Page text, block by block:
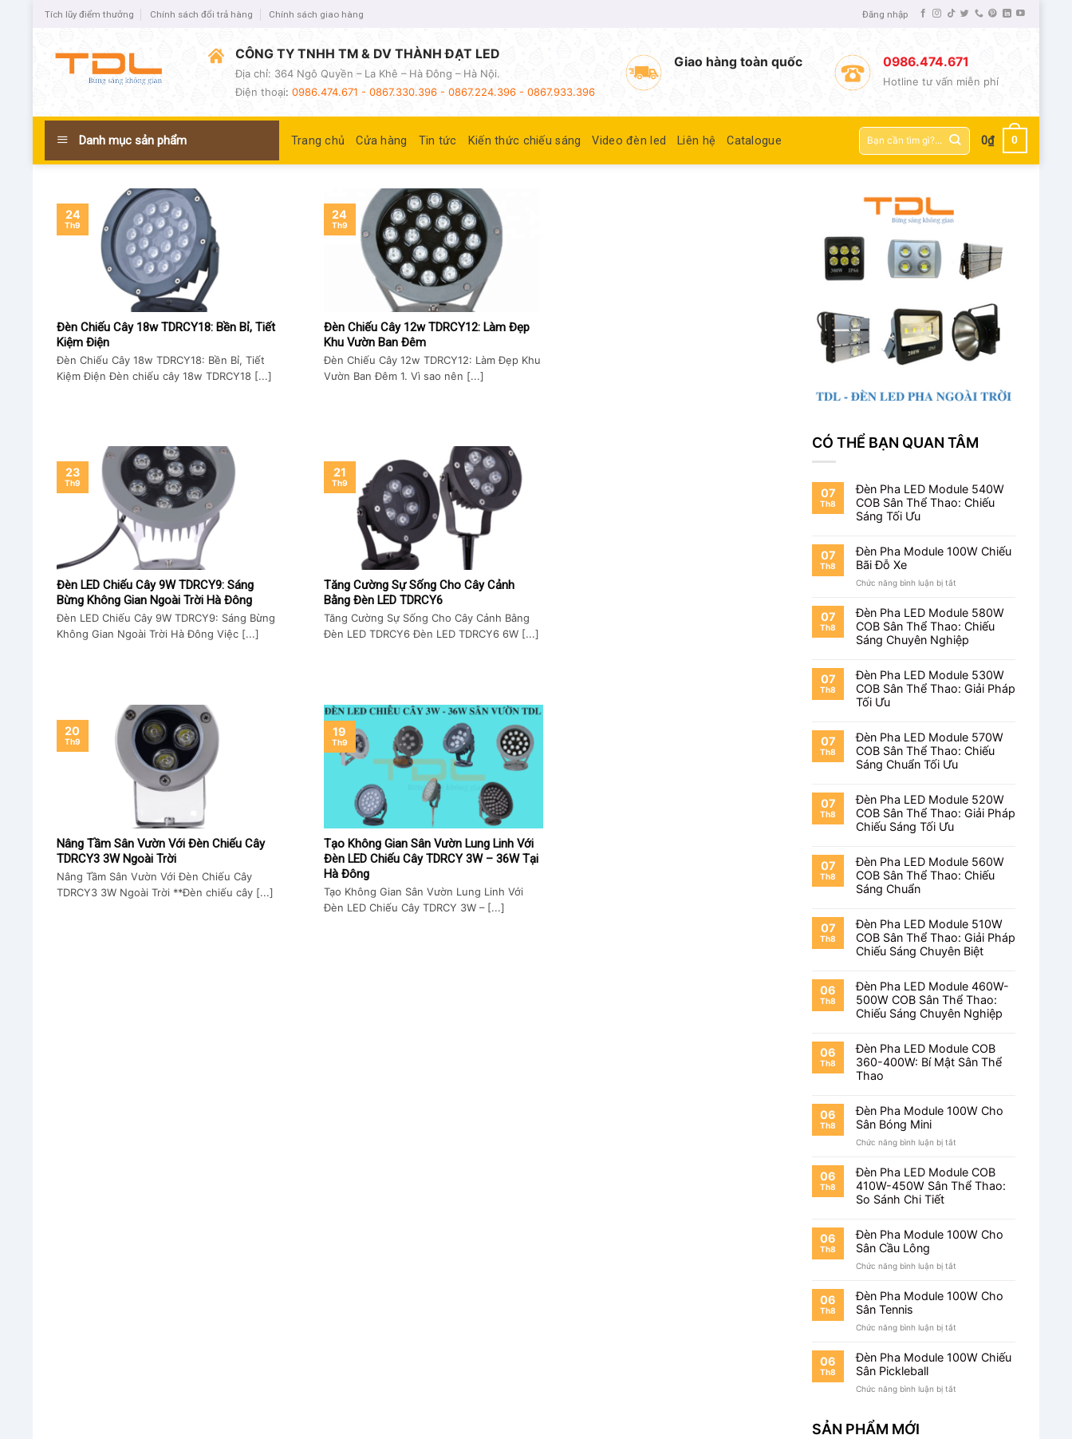
Tích lũy điểm thưởng Chính sách đổi trả hàng Chính sách giao hàng Đăng nhập
CÔNG TY TNHH TM & DV THÀNH ĐẠT LED
Địa chỉ: 364 Ngô Quyền – La Khê – Hà Đông – Hà Nội.
Điện thoại: 0986.474.671 - 0867.330.396 - 0867.224.396 - 0867.933.396
Giao hàng toàn quốc 0986.474.671
Hotline tư vấn miễn phí
Danh mục sản phẩm Trang chủ Cửa hàng Tin tức Kiến thức chiếu sáng Video đèn led Liên hệ Catalogue
Tìm
kiếm:
0₫ 0
Đèn Chiếu Cây 18w TDRCY18: Bền Bỉ, Tiết
Kiệm Điện
Đèn Chiếu Cây 18w TDRCY18: Bền Bỉ, Tiết
Kiệm Điện Đèn chiếu cây 18w TDRCY18 [...]
24
Th9
Đèn Chiếu Cây 12w TDRCY12: Làm Đẹp
Khu Vườn Ban Đêm
Đèn Chiếu Cây 12w TDRCY12: Làm Đẹp Khu
Vườn Ban Đêm 1. Vì sao nên [...]
24
Th9
Đèn LED Chiếu Cây 9W TDRCY9: Sáng
Bừng Không Gian Ngoài Trời Hà Đông
Đèn LED Chiếu Cây 9W TDRCY9: Sáng Bừng
Không Gian Ngoài Trời Hà Đông Việc [...]
23
Th9
Tăng Cường Sự Sống Cho Cây Cảnh
Bằng Đèn LED TDRCY6
Tăng Cường Sự Sống Cho Cây Cảnh Bằng
Đèn LED TDRCY6 Đèn LED TDRCY6 6W [...]
21
Th9
Nâng Tầm Sân Vườn Với Đèn Chiếu Cây
TDRCY3 3W Ngoài Trời
Nâng Tầm Sân Vườn Với Đèn Chiếu Cây
TDRCY3 3W Ngoài Trời **Đèn chiếu cây [...]
20
Th9
Tạo Không Gian Sân Vườn Lung Linh Với
Đèn LED Chiếu Cây TDRCY 3W – 36W Tại
Hà Đông
Tạo Không Gian Sân Vườn Lung Linh Với
Đèn LED Chiếu Cây TDRCY 3W – [...]
19
Th9
CÓ THỂ BẠN QUAN TÂM
07
Th8
Đèn Pha LED Module 540W
COB Sân Thể Thao: Chiếu
Sáng Tối Ưu
07
Th8
Đèn Pha Module 100W Chiếu
Bãi Đỗ Xe
Chức năng bình luận bị tắtở
Pha
Module
100W
Chiếu
Đỗ
07
Th8
Đèn Pha LED Module 580W
COB Sân Thể Thao: Chiếu
Sáng Chuyên Nghiệp
07
Th8
Đèn Pha LED Module 530W
COB Sân Thể Thao: Giải Pháp
Tối Ưu
07
Th8
Đèn Pha LED Module 570W
COB Sân Thể Thao: Chiếu
Sáng Chuẩn Tối Ưu
07
Th8
Đèn Pha LED Module 520W
COB Sân Thể Thao: Giải Pháp
Chiếu Sáng Tối Ưu
07
Th8
Đèn Pha LED Module 560W
COB Sân Thể Thao: Chiếu
Sáng Chuẩn
07
Th8
Đèn Pha LED Module 510W
COB Sân Thể Thao: Giải Pháp
Chiếu Sáng Chuyên Biệt
06
Th8
Đèn Pha LED Module 460W-
500W COB Sân Thể Thao:
Chiếu Sáng Chuyên Nghiệp
06
Th8
Đèn Pha LED Module COB
360-400W: Bí Mật Sân Thể
Thao
06
Th8
Đèn Pha Module 100W Cho
Sân Bóng Mini
Chức năng bình luận bị tắtở
Pha
Module
100W
Bóng
06
Th8
Đèn Pha LED Module COB
410W-450W Sân Thể Thao:
So Sánh Chi Tiết
06
Th8
Đèn Pha Module 100W Cho
Sân Cầu Lông
Chức năng bình luận bị tắtở
Pha
Module
Cho
Cầu
06
Th8
Đèn Pha Module 100W Cho
Sân Tennis
Chức năng bình luận bị tắtở
Pha
Module
Cho
06
Th8
Đèn Pha Module 100W Chiếu
Sân Pickleball
Chức năng bình luận bị tắtở
SẢN PHẨM MỚI